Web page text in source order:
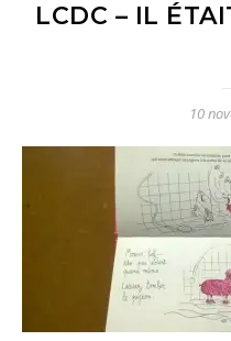
LCDC – IL
10